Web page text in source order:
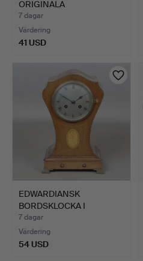
ORIGINALA
AKVARELLSEAS…
7 dagar
Värdering
41 USD
EDWARDIANSK
BORDSKLOCKA I
MAHOGNY MED INLÄ…
7 dagar
Värdering
54 USD